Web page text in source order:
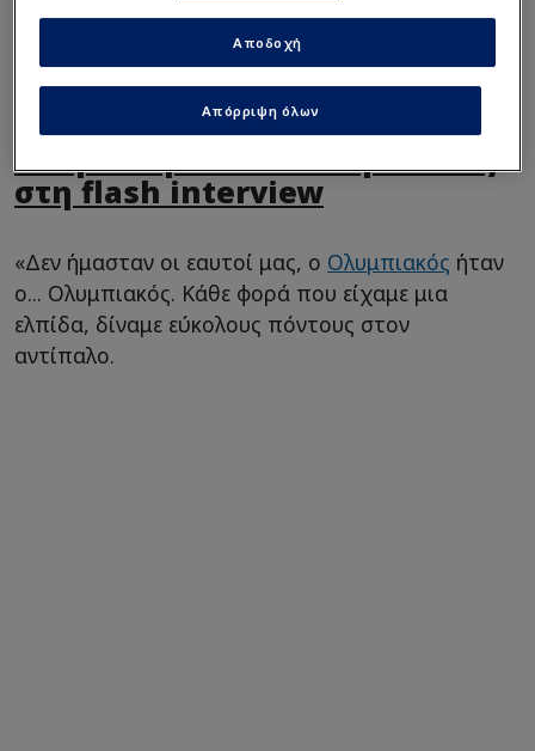
Γιασικεβίτσιους για
Ολυμπιακό-"Νιώθω άσχημα
για τους οπαδούς"
Η δήλωση του Γιασικεβίτσιους
στη flash interview
«Δεν ήμασταν οι εαυτοί μας, ο Ολυμπιακός ήταν
ο... Ολυμπιακός. Κάθε φορά που είχαμε μια
ελπίδα, δίναμε εύκολους πόντους στον
αντίπαλο.
Απόρριψη όλων
Αποδοχή